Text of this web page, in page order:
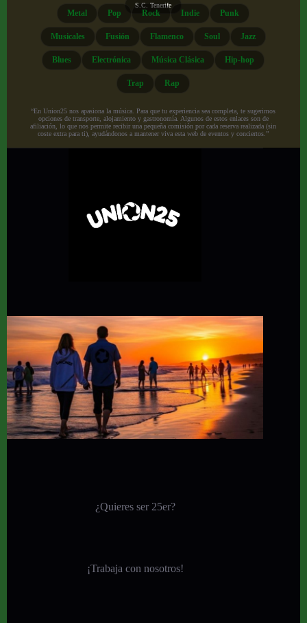
S.C. Tenerife
Metal Pop Rock Indie Punk
Musicales Fusión Flamenco Soul Jazz
Blues Electrónica Música Clásica Hip-hop
Trap Rap
“En Union25 nos apasiona la música. Para que tu experiencia sea completa, te sugerimos
opciones de transporte, alojamiento y gastronomía. Algunos de estos enlaces son de
afiliación, lo que nos permite recibir una pequeña comisión por cada reserva realizada (sin
coste extra para ti), ayudándonos a mantener viva esta web de eventos y conciertos.”
¿Quieres ser 25er?
¡Trabaja con nosotros!